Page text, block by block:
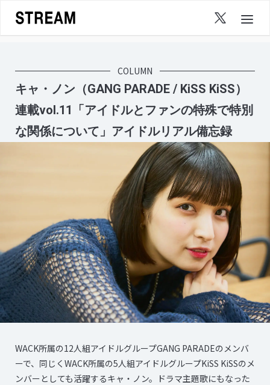
content
COLUMN
キャ・ノン（GANG PARADE / KiSS KiSS）
連載vol.11「アイドルとファンの特殊で特別
な関係について」アイドルリアル備忘録
WACK所属の12人組アイドルグループGANG PARADEのメンバ
ーで、同じくWACK所属の5人組アイドルグループKiSS KiSSのメ
ンバーとしても活躍するキャ・ノン。ドラマ主題歌にもなった